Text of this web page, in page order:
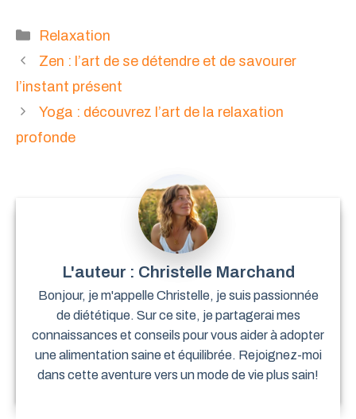
Catégories
Relaxation
Zen : l’art de se détendre et de savourer
l’instant présent
Yoga : découvrez l’art de la relaxation
profonde
Christelle Marchand
Bonjour, je m'appelle Christelle, je suis passionnée
de diététique. Sur ce site, je partagerai mes
connaissances et conseils pour vous aider à adopter
une alimentation saine et équilibrée. Rejoignez-moi
dans cette aventure vers un mode de vie plus sain!